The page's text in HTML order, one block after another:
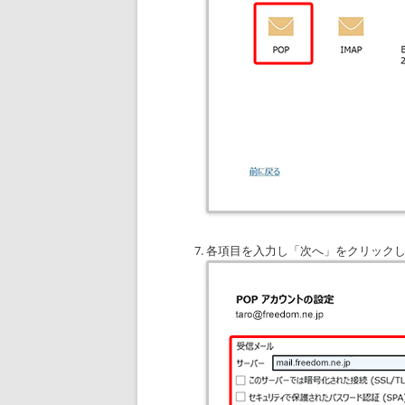
各項目を入力し「次へ」をクリック